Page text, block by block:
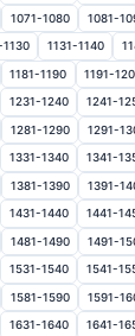
1071-1080 1081-
1130 1131-1140
1181-1190 1191-
1231-1240 1241-
1281-1290 1291-
1331-1340 1341-
1381-1390 1391-
1431-1440 1441-
1481-1490 1491-
1531-1540 1541-
1581-1590 1591-
1631-1640 1641-